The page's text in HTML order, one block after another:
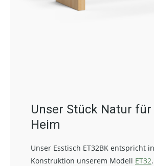
Unser Stück Natur für
Heim
Unser Esstisch ET32BK entspricht
Konstruktion unserem Modell ET32